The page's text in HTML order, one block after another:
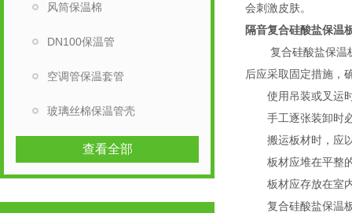
风筒保温棉
DN100保温管
空调管保温套管
玻璃丝棉保温管壳
查看全部
会刺激皮肤。
隔音复合硅酸盐保温
复合硅酸盐保温板
后应采取固定措施，
使用吊装或叉运时
手工逐张装卸时必
搬运板材时，应以
板材应堆在平整的
板材应存放在室内
复合硅酸盐保温板